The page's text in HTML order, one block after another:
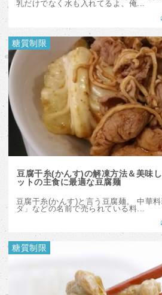
乳だけでなく水も入れてるよ、俺...
糖質制限
豆腐干糸(かんす)の解凍方法＆美味
ットの主食に最適な豆腐麺
豆腐干糸(かんす)と言う豆腐麺。 中華
ダ」などの名前で売られている料...
糖質制限